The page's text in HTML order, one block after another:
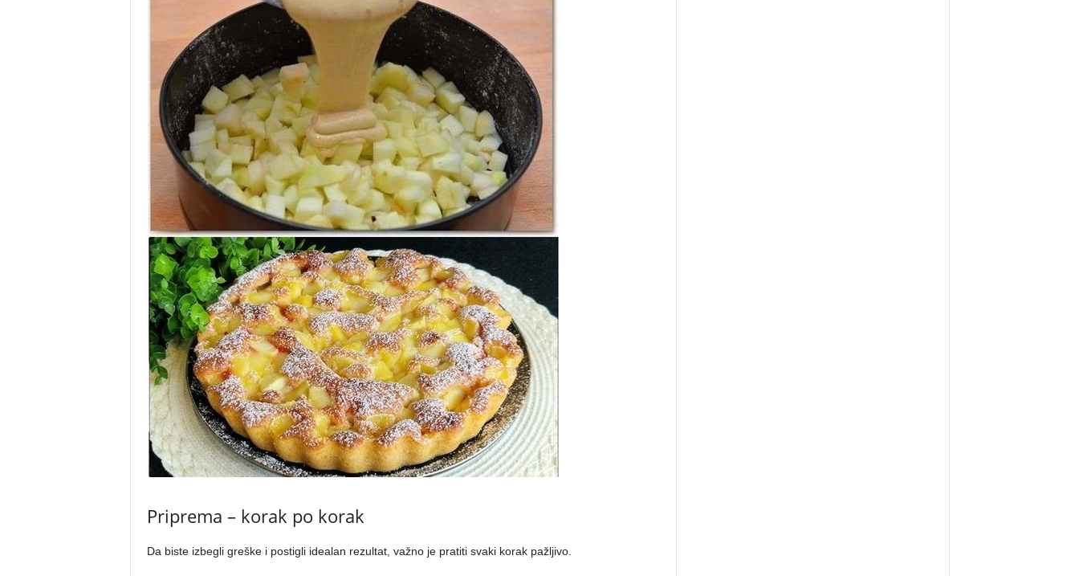
Priprema – korak po korak
Da biste izbegli greške i postigli idealan rezultat, važno je pratiti svaki korak pažljivo.